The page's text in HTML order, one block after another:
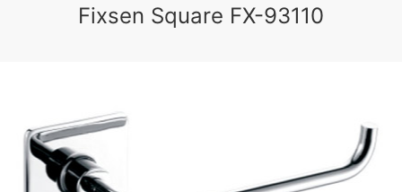
Fixsen Square FX-93110